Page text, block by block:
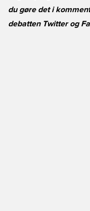
du gøre det i
debatten Twitterog